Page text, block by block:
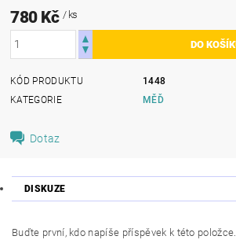
780 Kč / ks
KÓD PRODUKTU
1448
KATEGORIE
MĚĎ
Dotaz
DISKUZE
Buďte první, kdo napíše příspěvek k této položce.